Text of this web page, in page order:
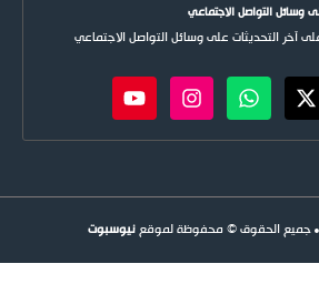
وسائل التواصل الاجتماعي
آخر التحديثات على وسائل التواصل الاجتماعي
نيوسبوت